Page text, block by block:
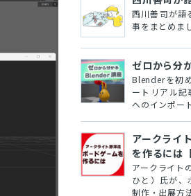
西川善司が語
事をまとめま
ゼロから分
Blenderを初
ートリアル記
へのインポー
アークライ
を作るには
アークライト
ひと）氏が、
制作・出展方